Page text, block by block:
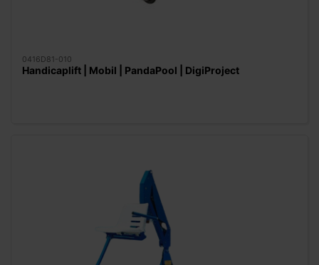
0416D81-010
Handicaplift | Mobil | PandaPool | DigiProject